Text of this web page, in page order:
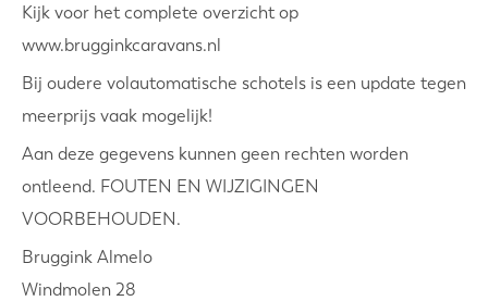
Kijk voor het complete overzicht op
www.brugginkcaravans.nl
Bij oudere volautomatische schotels is een update tegen
meerprijs vaak mogelijk!
Aan deze gegevens kunnen geen rechten worden
ontleend. FOUTEN EN WIJZIGINGEN
VOORBEHOUDEN.
Bruggink Almelo
Windmolen 28